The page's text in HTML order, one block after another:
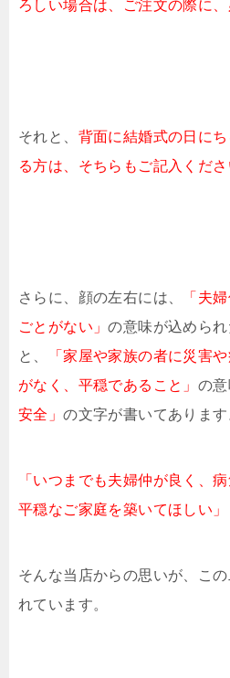
ろしい場合は、ご注文の際に
それと、 背面に結婚式の日に
る方は、そちらもご記入くださ
さらに、顔の左右には、
「夫
ごとがない」の意味が込められ
と、
「家屋や家族の者に災害
がなく、平穏であること」 の
安全」の文字が書いてあります
「いつまでも夫婦仲が良く、
平穏なご家庭を築いてほしい」
そんな当店からの思いが、こ
れています。